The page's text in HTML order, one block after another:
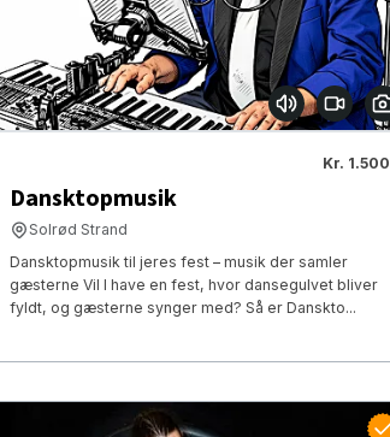
Kr. 1.500
Dansktopmusik
Solrød Strand
Dansktopmusik til jeres fest – musik der samler
gæsterne Vil I have en fest, hvor dansegulvet bliver
fyldt, og gæsterne synger med? Så er Danskto...